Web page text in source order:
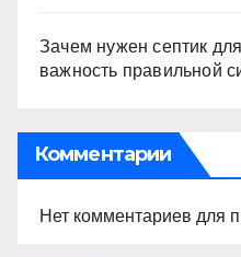
Зачем нужен септик
важность правильной
Комментарии
Нет комментариев для